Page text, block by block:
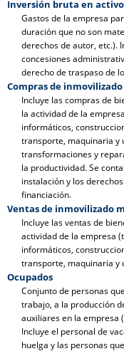
Inversión bruta en
Gastos de la empresa
duración que no son
derechos de autor, etc.).
concesiones
derecho de traspaso de
Compras de
Incluye las compras de
la actividad de la
informáticos,
transporte, maquinaria y
transformaciones y
la productividad. Se
instalación y los
financiación.
Ventas de inmovilizado
Incluye las ventas de
actividad de la empresa
informáticos,
transporte, maquinaria y
Ocupados
Conjunto de personas
trabajo, a la producción
auxiliares en la empresa
Incluye el personal de
huelga y las personas